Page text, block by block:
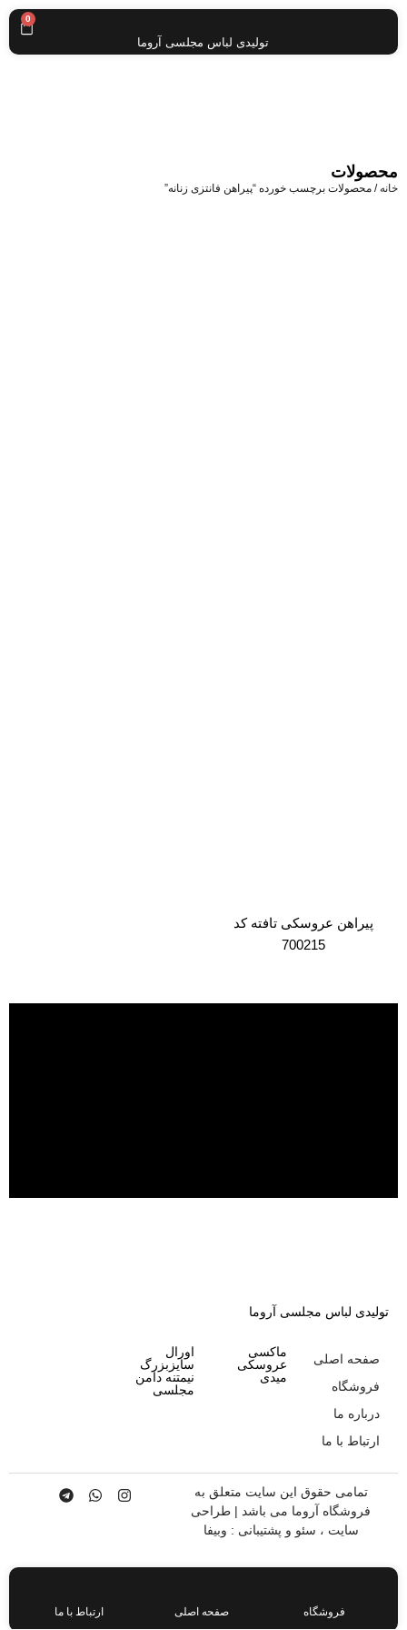
0
تولیدی لباس مجلسی آروما
محصولات
خانه / محصولات برچسب خورده “پیراهن فانتزی زنانه”
پیراهن عروسکی تافته کد
700215
تولیدی لباس مجلسی آروما
اورال
سایزبزرگ
نیمتنه دامن
مجلسی
ماکسی
عروسکی
میدی
صفحه اصلی
فروشگاه
درباره ما
ارتباط با ما
تمامی حقوق این سایت متعلق به
فروشگاه آروما می باشد | طراحی
سایت ، سئو و پشتیبانی : وبیفا
ارتباط با ما صفحه اصلی فروشگاه